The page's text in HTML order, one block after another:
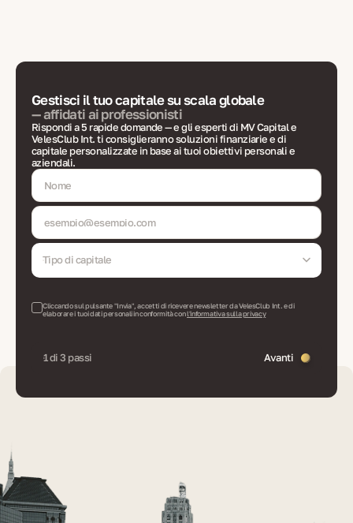
Gestisci il tuo capitale su scala globale
— affidati ai professionisti
Rispondi a 5 rapide domande — e gli esperti di MV Capital e
VelesClub Int. ti consiglieranno soluzioni finanziarie e di
capitale personalizzate in base ai tuoi obiettivi personali e
aziendali.
Tipo di capitale
Cliccando sul pulsante "Invia", accetti di ricevere newsletter da VelesClub Int. e di
elaborare i tuoi dati personali in conformità conl'informativa sulla privacy
1 di 3 passi Avanti